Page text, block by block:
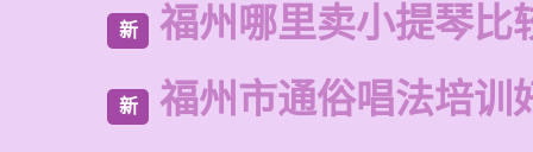
新 福州哪里卖小提琴比
新 福州市通俗唱法培训